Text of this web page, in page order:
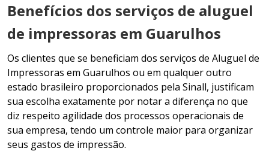
Benefícios dos serviços de aluguel
de impressoras em Guarulhos
Os clientes que se beneficiam dos serviços de Aluguel de
Impressoras em Guarulhos ou em qualquer outro
estado brasileiro proporcionados pela Sinall, justificam
sua escolha exatamente por notar a diferença no que
diz respeito agilidade dos processos operacionais de
sua empresa, tendo um controle maior para organizar
seus gastos de impressão.